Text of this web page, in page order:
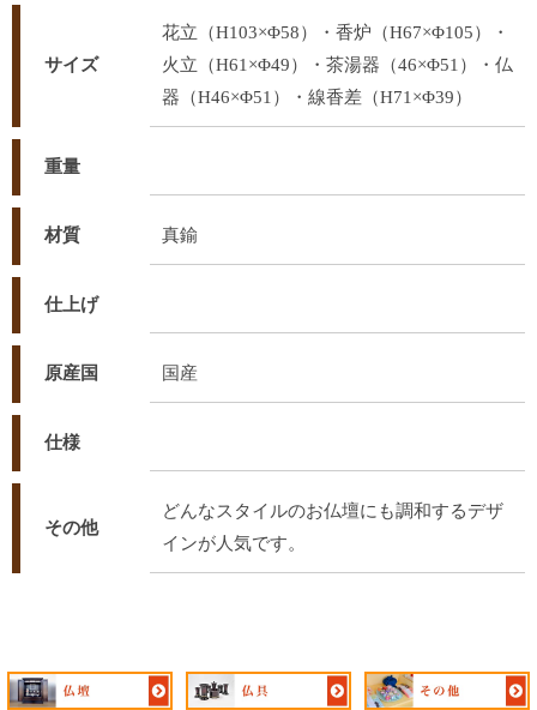
サイズ
花立（H103×Φ58）・香炉（H67×Φ105）・
火立（H61×Φ49）・茶湯器（46×Φ51）・仏
器（H46×Φ51）・線香差（H71×Φ39）
重量
材質 真鍮
仕上げ
原産国 国産
仕様
その他
どんなスタイルのお仏壇にも調和するデザ
インが人気です。